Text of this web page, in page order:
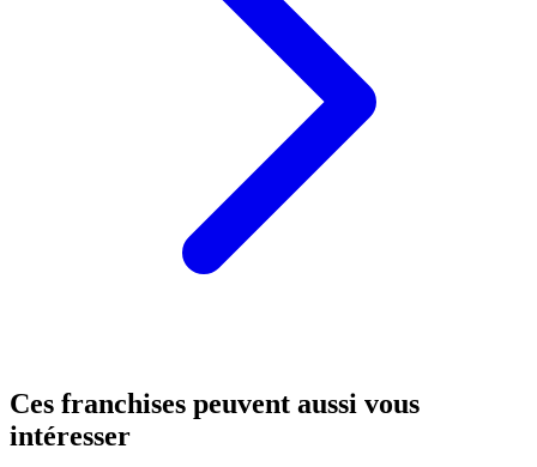
Ces franchises peuvent aussi vous
intéresser